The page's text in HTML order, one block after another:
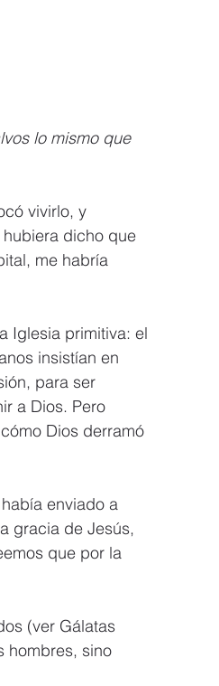
lo mismo que
vivirlo, y
dicho que
me habría
Iglesia primitiva: el
insistían en
para ser
a Dios. Pero
Dios derramó
enviado a
gracia de Jesús,
que por la
(ver Gálatas
hombres, sino